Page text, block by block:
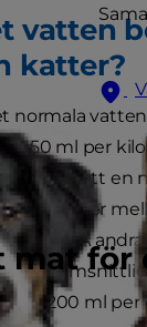
mat för
vatten
katter?
normala
50 ml per
innebär att en
dricker
dag. Å
200 ml per